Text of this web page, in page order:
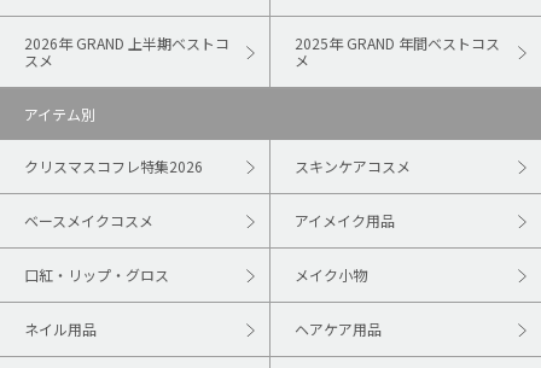
2026年 GRAND 上半期ベストコ
スメ
2025年 GRAND 年間ベストコス
メ
アイテム別
クリスマスコフレ特集2026 スキンケアコスメ
ベースメイクコスメ アイメイク用品
口紅・リップ・グロス メイク小物
ネイル用品 ヘアケア用品